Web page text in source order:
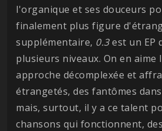
l'organique et ses douceurs
finalement plus figure
supplémentaire, 0.3est un EP
plusieurs niveaux. On en aime
approche décomplexée et
étrangetés, des fantômes dans
mais, surtout, il y a ce talent
chansons qui fonctionnent,